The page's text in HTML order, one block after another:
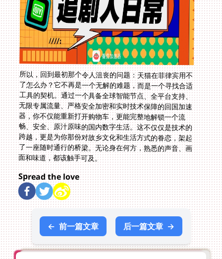
所以，回到最初那个令人沮丧的问题：天猫在菲律宾用不
了怎么办？它不再是一个无解的难题，而是一个寻找合适
工具的契机。通过一个具备全球智能节点、全平台支持、
无限专属流量、严格安全加密和实时技术保障的回国加速
器，你不仅能重新打开购物车，更能完整地解锁一个流
畅、安全、原汁原味的国内数字生活。这不仅仅是技术的
跨越，更是为你那份对故乡文化和生活方式的眷恋，架起
了一座随时通行的桥梁。无论身在何方，熟悉的声音、画
面和味道，都该触手可及。
Spread the love
← 前一篇文章 后一篇文章 →